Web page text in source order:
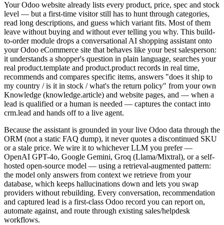
Your Odoo website already lists every product, price, spec and stock
level — but a first-time visitor still has to hunt through categories,
read long descriptions, and guess which variant fits. Most of them
leave without buying and without ever telling you why. This build-
to-order module drops a conversational AI shopping assistant onto
your Odoo eCommerce site that behaves like your best salesperson:
it understands a shopper's question in plain language, searches your
real product.template and product.product records in real time,
recommends and compares specific items, answers "does it ship to
my country / is it in stock / what's the return policy" from your own
Knowledge (knowledge.article) and website pages, and — when a
lead is qualified or a human is needed — captures the contact into
crm.lead and hands off to a live agent.
Because the assistant is grounded in your live Odoo data through the
ORM (not a static FAQ dump), it never quotes a discontinued SKU
or a stale price. We wire it to whichever LLM you prefer —
OpenAI GPT-4o, Google Gemini, Groq (Llama/Mixtral), or a self-
hosted open-source model — using a retrieval-augmented pattern:
the model only answers from context we retrieve from your
database, which keeps hallucinations down and lets you swap
providers without rebuilding. Every conversation, recommendation
and captured lead is a first-class Odoo record you can report on,
automate against, and route through existing sales/helpdesk
workflows.